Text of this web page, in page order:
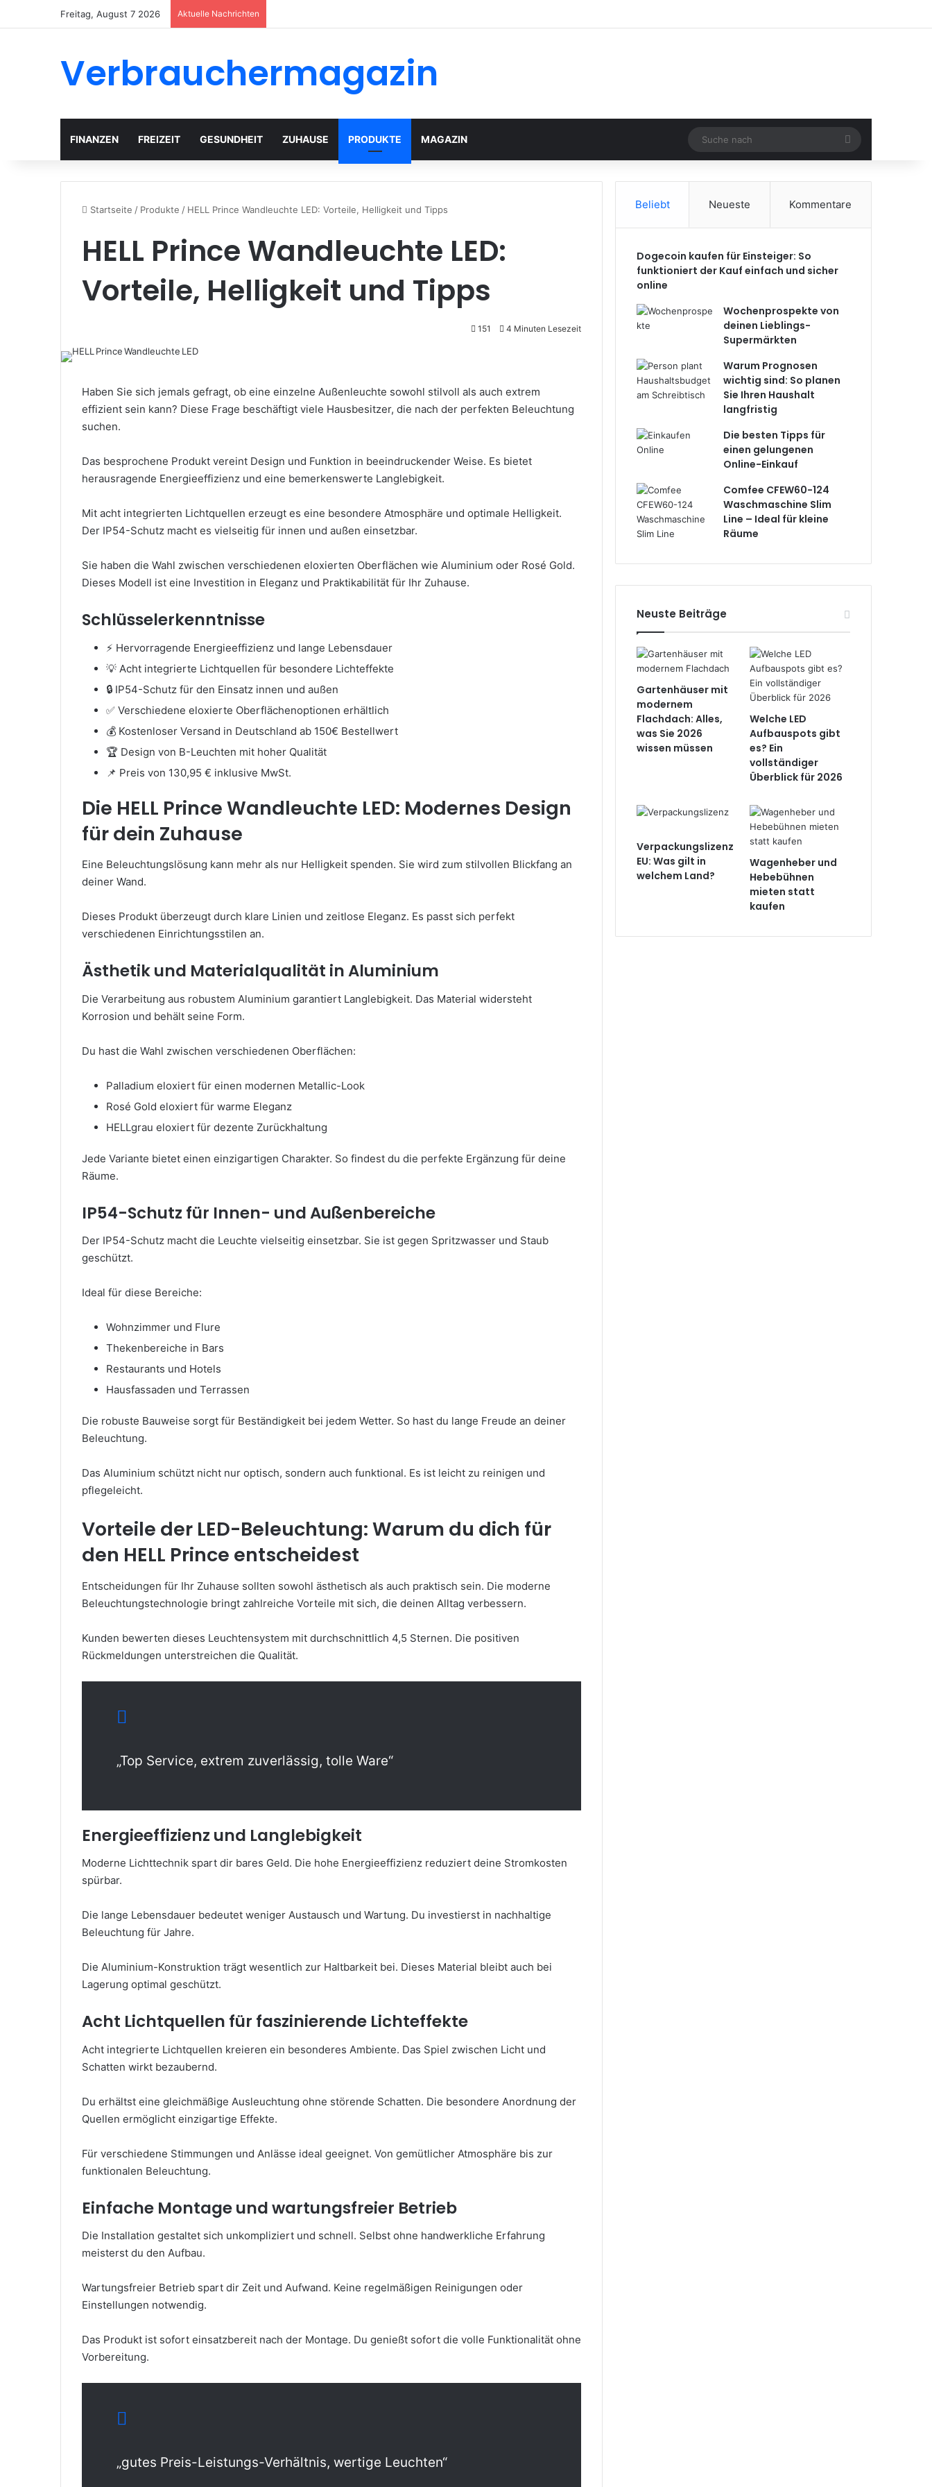
Freitag, August 7 2026 Aktuelle Nachrichten
Verbrauchermagazin
FINANZEN FREIZEIT GESUNDHEIT ZUHAUSE PRODUKTE MAGAZIN
Suche
nach
Startseite / Produkte / HELL Prince Wandleuchte LED: Vorteile, Helligkeit und Tipps
HELL Prince Wandleuchte LED:
Vorteile, Helligkeit und Tipps
151 4 Minuten Lesezeit
Haben Sie sich jemals gefragt, ob eine einzelne Außenleuchte sowohl stilvoll als auch extrem
effizient sein kann? Diese Frage beschäftigt viele Hausbesitzer, die nach der perfekten Beleuchtung
suchen.
Das besprochene Produkt vereint Design und Funktion in beeindruckender Weise. Es bietet
herausragende Energieeffizienz und eine bemerkenswerte Langlebigkeit.
Mit acht integrierten Lichtquellen erzeugt es eine besondere Atmosphäre und optimale Helligkeit.
Der IP54-Schutz macht es vielseitig für innen und außen einsetzbar.
Sie haben die Wahl zwischen verschiedenen eloxierten Oberflächen wie Aluminium oder Rosé Gold.
Dieses Modell ist eine Investition in Eleganz und Praktikabilität für Ihr Zuhause.
Schlüsselerkenntnisse
⚡ Hervorragende Energieeffizienz und lange Lebensdauer
💡 Acht integrierte Lichtquellen für besondere Lichteffekte
🔒 IP54-Schutz für den Einsatz innen und außen
✅ Verschiedene eloxierte Oberflächenoptionen erhältlich
💰 Kostenloser Versand in Deutschland ab 150€ Bestellwert
🏆 Design von B-Leuchten mit hoher Qualität
📌 Preis von 130,95 € inklusive MwSt.
Die HELL Prince Wandleuchte LED: Modernes Design
für dein Zuhause
Eine Beleuchtungslösung kann mehr als nur Helligkeit spenden. Sie wird zum stilvollen Blickfang an
deiner Wand.
Dieses Produkt überzeugt durch klare Linien und zeitlose Eleganz. Es passt sich perfekt
verschiedenen Einrichtungsstilen an.
Ästhetik und Materialqualität in Aluminium
Die Verarbeitung aus robustem Aluminium garantiert Langlebigkeit. Das Material widersteht
Korrosion und behält seine Form.
Du hast die Wahl zwischen verschiedenen Oberflächen:
Palladium eloxiert für einen modernen Metallic-Look
Rosé Gold eloxiert für warme Eleganz
HELLgrau eloxiert für dezente Zurückhaltung
Jede Variante bietet einen einzigartigen Charakter. So findest du die perfekte Ergänzung für deine
Räume.
IP54-Schutz für Innen- und Außenbereiche
Der IP54-Schutz macht die Leuchte vielseitig einsetzbar. Sie ist gegen Spritzwasser und Staub
geschützt.
Ideal für diese Bereiche:
Wohnzimmer und Flure
Thekenbereiche in Bars
Restaurants und Hotels
Hausfassaden und Terrassen
Die robuste Bauweise sorgt für Beständigkeit bei jedem Wetter. So hast du lange Freude an deiner
Beleuchtung.
Das Aluminium schützt nicht nur optisch, sondern auch funktional. Es ist leicht zu reinigen und
pflegeleicht.
Vorteile der LED-Beleuchtung: Warum du dich für
den HELL Prince entscheidest
Entscheidungen für Ihr Zuhause sollten sowohl ästhetisch als auch praktisch sein. Die moderne
Beleuchtungstechnologie bringt zahlreiche Vorteile mit sich, die deinen Alltag verbessern.
Kunden bewerten dieses Leuchtensystem mit durchschnittlich 4,5 Sternen. Die positiven
Rückmeldungen unterstreichen die Qualität.
„Top Service, extrem zuverlässig, tolle Ware“
Energieeffizienz und Langlebigkeit
Moderne Lichttechnik spart dir bares Geld. Die hohe Energieeffizienz reduziert deine Stromkosten
spürbar.
Die lange Lebensdauer bedeutet weniger Austausch und Wartung. Du investierst in nachhaltige
Beleuchtung für Jahre.
Die Aluminium-Konstruktion trägt wesentlich zur Haltbarkeit bei. Dieses Material bleibt auch bei
Lagerung optimal geschützt.
Acht Lichtquellen für faszinierende Lichteffekte
Acht integrierte Lichtquellen kreieren ein besonderes Ambiente. Das Spiel zwischen Licht und
Schatten wirkt bezaubernd.
Du erhältst eine gleichmäßige Ausleuchtung ohne störende Schatten. Die besondere Anordnung der
Quellen ermöglicht einzigartige Effekte.
Für verschiedene Stimmungen und Anlässe ideal geeignet. Von gemütlicher Atmosphäre bis zur
funktionalen Beleuchtung.
Einfache Montage und wartungsfreier Betrieb
Die Installation gestaltet sich unkompliziert und schnell. Selbst ohne handwerkliche Erfahrung
meisterst du den Aufbau.
Wartungsfreier Betrieb spart dir Zeit und Aufwand. Keine regelmäßigen Reinigungen oder
Einstellungen notwendig.
Das Produkt ist sofort einsatzbereit nach der Montage. Du genießt sofort die volle Funktionalität ohne
Vorbereitung.
„gutes Preis-Leistungs-Verhältnis, wertige Leuchten“
Beliebt Neueste Kommentare
Dogecoin kaufen für Einsteiger: So
funktioniert der Kauf einfach und sicher
online
Wochenprospekte von
deinen Lieblings-
Supermärkten
Warum Prognosen
wichtig sind: So planen
Sie Ihren Haushalt
langfristig
Die besten Tipps für
einen gelungenen
Online-Einkauf
Comfee CFEW60-124
Waschmaschine Slim
Line – Ideal für kleine
Räume
Neuste Beiträge
Gartenhäuser mit
modernem
Flachdach: Alles,
was Sie 2026
wissen müssen
Welche LED
Aufbauspots gibt
es? Ein
vollständiger
Überblick für 2026
Verpackungslizenz
EU: Was gilt in
welchem Land?
Wagenheber und
Hebebühnen
mieten statt
kaufen